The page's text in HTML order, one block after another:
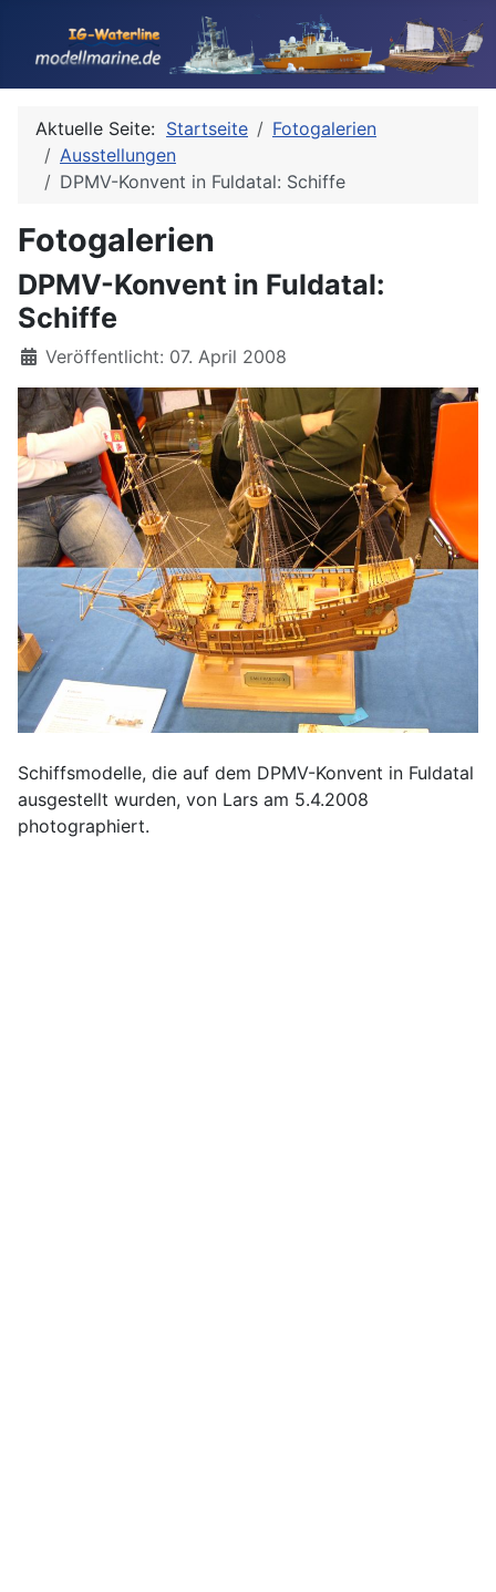
Aktuelle Seite: Startseite
Fotogalerien
Ausstellungen
DPMV-Konvent in Fuldatal: Schiffe
Fotogalerien
DPMV-Konvent in Fuldatal:
Schiffe
Details
Veröffentlicht: 07. April 2008
Schiffsmodelle, die auf dem DPMV-Konvent in Fuldatal
ausgestellt wurden, von Lars am 5.4.2008
photographiert.